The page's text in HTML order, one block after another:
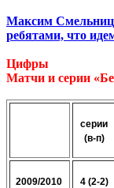
Максим
ребятами, что
Цифры
Матчи и серии
серии
(в-п)
2009/2010 4 (2-2)